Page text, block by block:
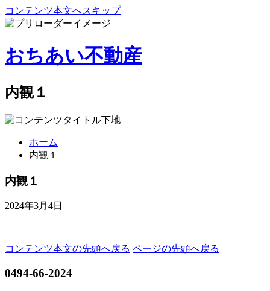
コンテンツ本文へスキップ
おちあい不動産
内観１
ホーム
内観１
内観１
2024年3月4日
コンテンツ本文の先頭へ戻る ページの先頭へ戻る
0494-66-2024